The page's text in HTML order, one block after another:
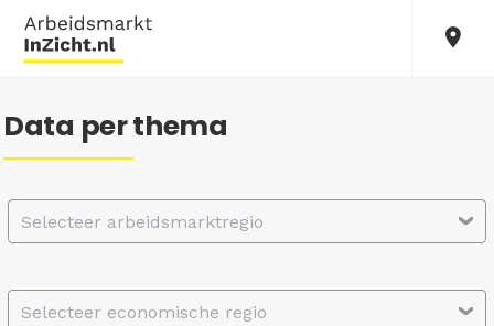
Data per thema
Selecteer arbeidsmarktregio
Selecteer economische regio